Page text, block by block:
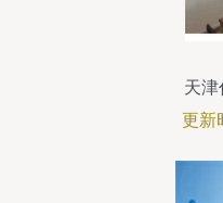
天
更新